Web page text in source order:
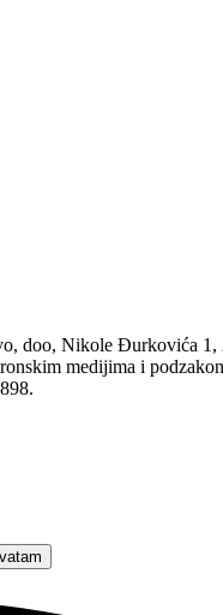
Nikole Đurkovića 1,
medijima i